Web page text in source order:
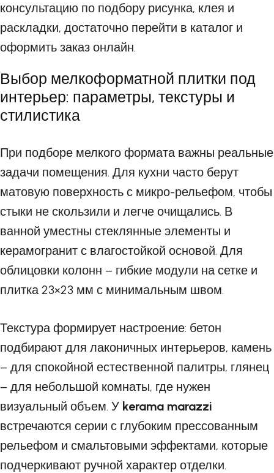
консультацию по подбору рисунка, клея и
раскладки, достаточно перейти в каталог и
оформить заказ онлайн.
Выбор мелкоформатной плитки под
интерьер: параметры, текстуры и
стилистика
При подборе мелкого формата важны реальные
задачи помещения. Для кухни часто берут
матовую поверхность с микро-рельефом, чтобы
стыки не скользили и легче очищались. В
ванной уместны стеклянные элементы и
керамогранит с влагостойкой основой. Для
облицовки колонн – гибкие модули на сетке и
плитка 23×23 мм с минимальным швом.
Текстура формирует настроение: бетон
подбирают для лаконичных интерьеров, камень
– для спокойной естественной палитры, глянец
– для небольшой комнаты, где нужен
визуальный объем. У kerama marazzi
встречаются серии с глубоким прессованным
рельефом и смальтовыми эффектами, которые
подчеркивают ручной характер отделки.